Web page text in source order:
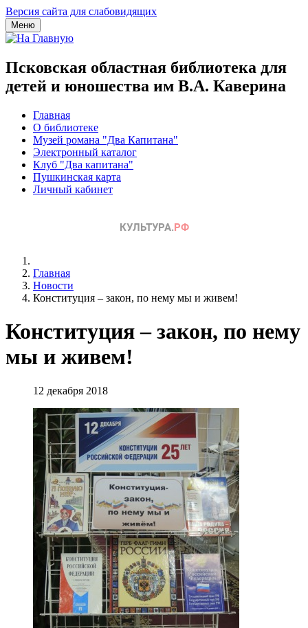
Версия сайта для слабовидящих
Меню
Псковская областная библиотека для
детей и юношества им В.А. Каверина
Главная
О библиотеке
Музей романа "Два Капитана"
Электронный каталог
Клуб "Два капитана"
Пушкинская карта
Личный кабинет
Главная
Новости
Конституция – закон, по нему мы и живем!
Конституция – закон, по нему
мы и живем!
12 декабря 2018